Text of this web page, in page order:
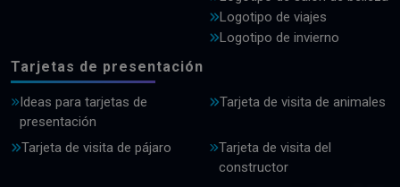
Logotipo de viajes
Logotipo de invierno
Tarjetas de presentación
Ideas para tarjetas de
presentación
Tarjeta de visita de animales
Tarjeta de visita de pájaro
Tarjeta de visita del
constructor